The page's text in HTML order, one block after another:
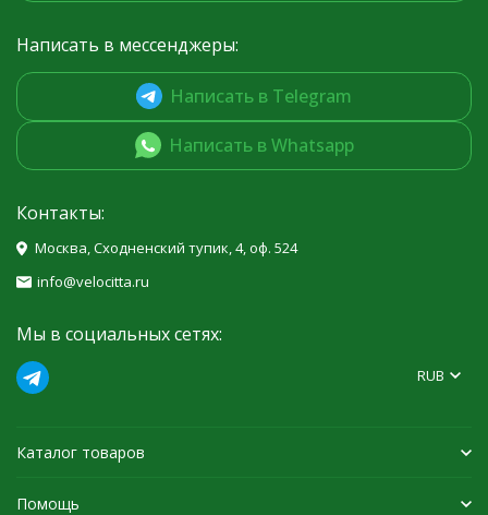
Написать в мессенджеры:
Написать в Telegram
Написать в Whatsapp
Контакты:
Москва, Сходненский тупик, 4, оф. 524
info@velocitta.ru
Мы в социальных сетях:
RUB
Каталог товаров
Помощь